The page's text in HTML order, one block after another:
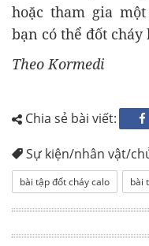
hoặc tham gia
bạn có thể đốt
Theo Kormedi
Chia sẻ bài viết:
Sự kiện/nhân vật/
bài tập đốt cháy calo
bài